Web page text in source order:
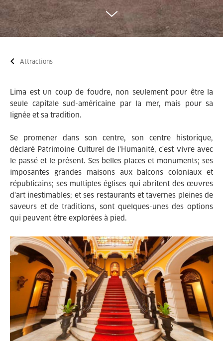
Attractions
Lima est un coup de foudre, non seulement pour être la
seule capitale sud-américaine par la mer, mais pour sa
lignée et sa tradition.
Se promener dans son centre, son centre historique,
déclaré Patrimoine Culturel de l'Humanité, c'est vivre avec
le passé et le présent. Ses belles places et monuments; ses
imposantes grandes maisons aux balcons coloniaux et
républicains; ses multiples églises qui abritent des œuvres
d'art inestimables; et ses restaurants et tavernes pleines de
saveurs et de traditions, sont quelques-unes des options
qui peuvent être explorées à pied.